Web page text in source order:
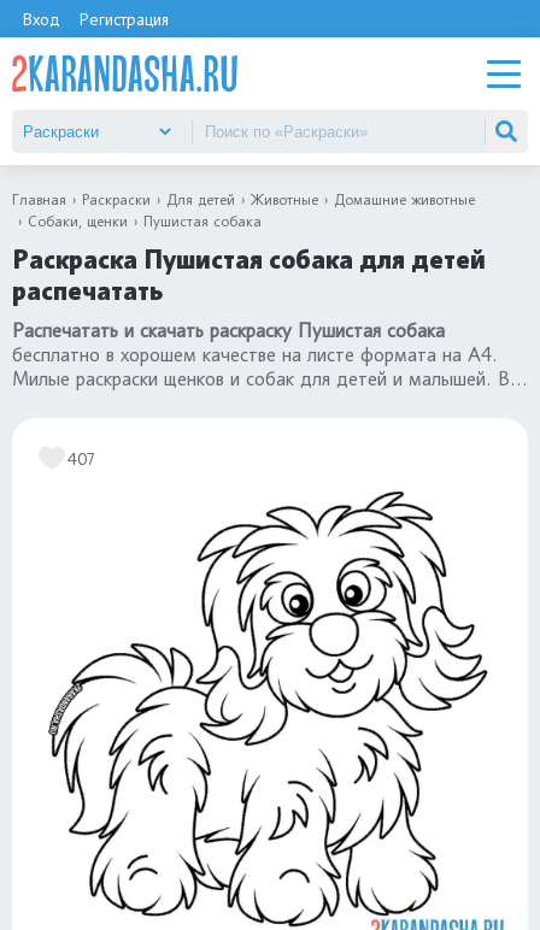
Вход Регистрация
Главная Раскраски Для детей Животные
Домашние животные
Собаки, щенки
Пушистая собака
Раскраска Пушистая собака для детей
распечатать
Распечатать и скачать раскраску Пушистая собака
бесплатно в хорошем качестве на листе формата на А4.
Милые раскраски щенков и собак для детей и малышей. Все
407